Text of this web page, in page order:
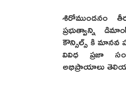
శిరోముండనం
ప్రభుత్వాన్ని
కౌన్సిల్స్ కి మానవ
వివిధ ప్రజా
అభిప్రాయాలు